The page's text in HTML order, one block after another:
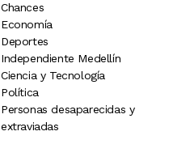
Chances
Economía
Deportes
Independiente Medellín
Ciencia y Tecnología
Política
Personas desaparecidas y
extraviadas